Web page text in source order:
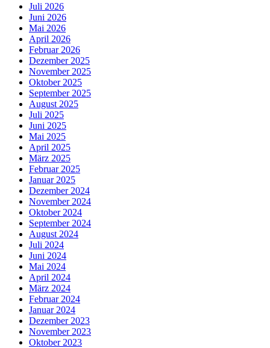
Juli 2026
Juni 2026
Mai 2026
April 2026
Februar 2026
Dezember 2025
November 2025
Oktober 2025
September 2025
August 2025
Juli 2025
Juni 2025
Mai 2025
April 2025
März 2025
Februar 2025
Januar 2025
Dezember 2024
November 2024
Oktober 2024
September 2024
August 2024
Juli 2024
Juni 2024
Mai 2024
April 2024
März 2024
Februar 2024
Januar 2024
Dezember 2023
November 2023
Oktober 2023